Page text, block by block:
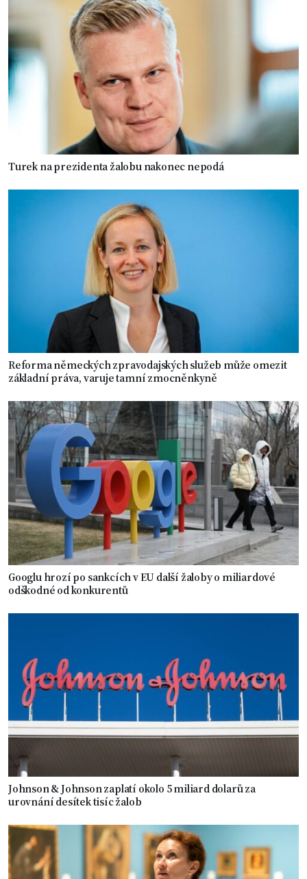
Turek na prezidenta žalobu nakonec nepodá
Reforma německých zpravodajských služeb může omezit
základní práva, varuje tamní zmocněnkyně
Googlu hrozí po sankcích v EU další žaloby o miliardové
odškodné od konkurentů
Johnson & Johnson zaplatí okolo 5 miliard dolarů za
urovnání desítek tisíc žalob